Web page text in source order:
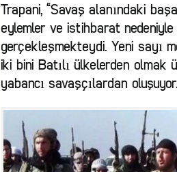
Trapani, “Savaş alanındaki
eylemler ve istihbarat
gerçekleşmekteydi. Yeni sayı
iki bini Batılı ülkelerden olmak
yabancı savaşçılardan